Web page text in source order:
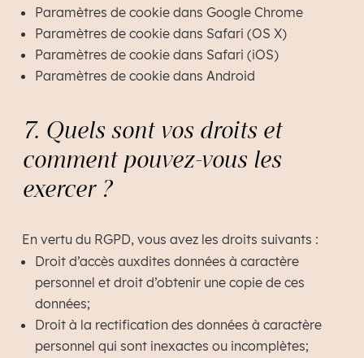
Paramètres de cookie dans Google Chrome
Paramètres de cookie dans Safari (OS X)
Paramètres de cookie dans Safari (iOS)
Paramètres de cookie dans Android
7. Quels sont vos droits et
comment pouvez-vous les
exercer ?
En vertu du RGPD, vous avez les droits suivants :
Droit d’accès auxdites données à caractère
personnel et droit d’obtenir une copie de ces
données;
Droit à la rectification des données à caractère
personnel qui sont inexactes ou incomplètes;